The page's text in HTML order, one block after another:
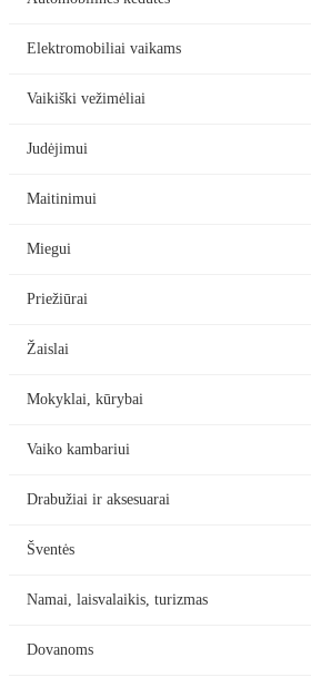
Elektromobiliai vaikams
Vaikiški vežimėliai
Judėjimui
Maitinimui
Miegui
Priežiūrai
Žaislai
Mokyklai, kūrybai
Vaiko kambariui
Drabužiai ir aksesuarai
Šventės
Namai, laisvalaikis, turizmas
Dovanoms